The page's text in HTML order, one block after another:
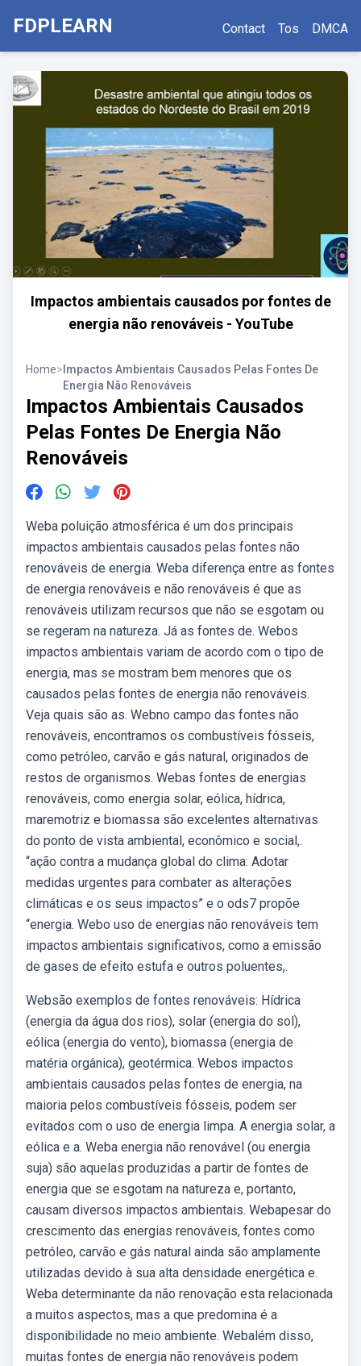
FDPLEARN Contact Tos DMCA
Impactos ambientais causados por fontes de
energia não renováveis - YouTube
Home> Impactos Ambientais Causados Pelas Fontes De
Energia Não Renováveis
Impactos Ambientais Causados
Pelas Fontes De Energia Não
Renováveis
Weba poluição atmosférica é um dos principais
impactos ambientais causados pelas fontes não
renováveis de energia. Weba diferença entre as fontes
de energia renováveis e não renováveis é que as
renováveis utilizam recursos que não se esgotam ou
se regeram na natureza. Já as fontes de. Webos
impactos ambientais variam de acordo com o tipo de
energia, mas se mostram bem menores que os
causados pelas fontes de energia não renováveis.
Veja quais são as. Webno campo das fontes não
renováveis, encontramos os combustíveis fósseis,
como petróleo, carvão e gás natural, originados de
restos de organismos. Webas fontes de energias
renováveis, como energia solar, eólica, hídrica,
maremotriz e biomassa são excelentes alternativas
do ponto de vista ambiental, econômico e social,.
“ação contra a mudança global do clima: Adotar
medidas urgentes para combater as alterações
climáticas e os seus impactos” e o ods7 propõe
“energia. Webo uso de energias não renováveis tem
impactos ambientais significativos, como a emissão
de gases de efeito estufa e outros poluentes,.
Websão exemplos de fontes renováveis: Hídrica
(energia da água dos rios), solar (energia do sol),
eólica (energia do vento), biomassa (energia de
matéria orgânica), geotérmica. Webos impactos
ambientais causados pelas fontes de energia, na
maioria pelos combustíveis fósseis, podem ser
evitados com o uso de energia limpa. A energia solar, a
eólica e a. Weba energia não renovável (ou energia
suja) são aquelas produzidas a partir de fontes de
energia que se esgotam na natureza e, portanto,
causam diversos impactos ambientais. Webapesar do
crescimento das energias renováveis, fontes como
petróleo, carvão e gás natural ainda são amplamente
utilizadas devido à sua alta densidade energética e.
Weba determinante da não renovação esta relacionada
a muitos aspectos, mas a que predomina é a
disponibilidade no meio ambiente. Webalém disso,
muitas fontes de energia não renováveis podem